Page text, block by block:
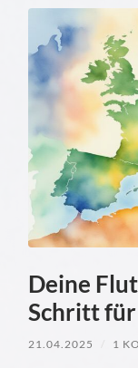
Deine
Schritt für
21.04.2025 1